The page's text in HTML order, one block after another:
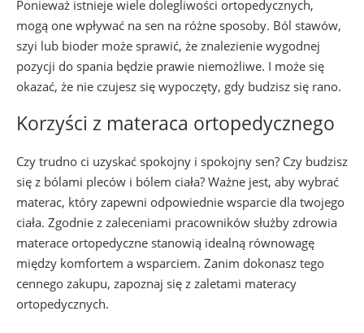
Ponieważ istnieje wiele dolegliwości ortopedycznych,
mogą one wpływać na sen na różne sposoby. Ból stawów,
szyi lub bioder może sprawić, że znalezienie wygodnej
pozycji do spania będzie prawie niemożliwe. I może się
okazać, że nie czujesz się wypoczęty, gdy budzisz się rano.
Korzyści z materaca ortopedycznego
Czy trudno ci uzyskać spokojny i spokojny sen? Czy budzisz
się z bólami pleców i bólem ciała? Ważne jest, aby wybrać
materac, który zapewni odpowiednie wsparcie dla twojego
ciała. Zgodnie z zaleceniami pracowników służby zdrowia
materace ortopedyczne stanowią idealną równowagę
między komfortem a wsparciem. Zanim dokonasz tego
cennego zakupu, zapoznaj się z zaletami materacy
ortopedycznych.